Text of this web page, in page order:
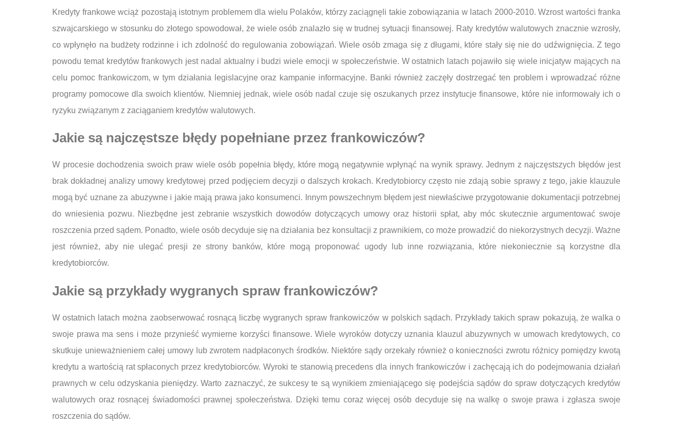
Kredyty frankowe wciąż pozostają istotnym problemem dla wielu Polaków, którzy zaciągnęli takie zobowiązania w latach 2000-2010. Wzrost wartości franka
szwajcarskiego w stosunku do złotego spowodował, że wiele osób znalazło się w trudnej sytuacji finansowej. Raty kredytów walutowych znacznie wzrosły,
co wpłynęło na budżety rodzinne i ich zdolność do regulowania zobowiązań. Wiele osób zmaga się z długami, które stały się nie do udźwignięcia. Z tego
powodu temat kredytów frankowych jest nadal aktualny i budzi wiele emocji w społeczeństwie. W ostatnich latach pojawiło się wiele inicjatyw mających na
celu pomoc frankowiczom, w tym działania legislacyjne oraz kampanie informacyjne. Banki również zaczęły dostrzegać ten problem i wprowadzać różne
programy pomocowe dla swoich klientów. Niemniej jednak, wiele osób nadal czuje się oszukanych przez instytucje finansowe, które nie informowały ich o
ryzyku związanym z zaciąganiem kredytów walutowych.
Jakie są najczęstsze błędy popełniane przez frankowiczów?
W procesie dochodzenia swoich praw wiele osób popełnia błędy, które mogą negatywnie wpłynąć na wynik sprawy. Jednym z najczęstszych błędów jest
brak dokładnej analizy umowy kredytowej przed podjęciem decyzji o dalszych krokach. Kredytobiorcy często nie zdają sobie sprawy z tego, jakie klauzule
mogą być uznane za abuzywne i jakie mają prawa jako konsumenci. Innym powszechnym błędem jest niewłaściwe przygotowanie dokumentacji potrzebnej
do wniesienia pozwu. Niezbędne jest zebranie wszystkich dowodów dotyczących umowy oraz historii spłat, aby móc skutecznie argumentować swoje
roszczenia przed sądem. Ponadto, wiele osób decyduje się na działania bez konsultacji z prawnikiem, co może prowadzić do niekorzystnych decyzji. Ważne
jest również, aby nie ulegać presji ze strony banków, które mogą proponować ugody lub inne rozwiązania, które niekoniecznie są korzystne dla
kredytobiorców.
Jakie są przykłady wygranych spraw frankowiczów?
W ostatnich latach można zaobserwować rosnącą liczbę wygranych spraw frankowiczów w polskich sądach. Przykłady takich spraw pokazują, że walka o
swoje prawa ma sens i może przynieść wymierne korzyści finansowe. Wiele wyroków dotyczy uznania klauzul abuzywnych w umowach kredytowych, co
skutkuje unieważnieniem całej umowy lub zwrotem nadpłaconych środków. Niektóre sądy orzekały również o konieczności zwrotu różnicy pomiędzy kwotą
kredytu a wartością rat spłaconych przez kredytobiorców. Wyroki te stanowią precedens dla innych frankowiczów i zachęcają ich do podejmowania działań
prawnych w celu odzyskania pieniędzy. Warto zaznaczyć, że sukcesy te są wynikiem zmieniającego się podejścia sądów do spraw dotyczących kredytów
walutowych oraz rosnącej świadomości prawnej społeczeństwa. Dzięki temu coraz więcej osób decyduje się na walkę o swoje prawa i zgłasza swoje
roszczenia do sądów.